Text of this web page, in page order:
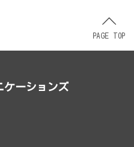
PAGE TOP
ケーションズ